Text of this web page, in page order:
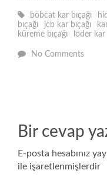
bobcat kar bıçağı
bıçağı
jcb kar bıçağı
küreme bıçağı
loder kar
No Comments
Bir cevap
E-posta hesabınız
ile işaretlenmişlerdir